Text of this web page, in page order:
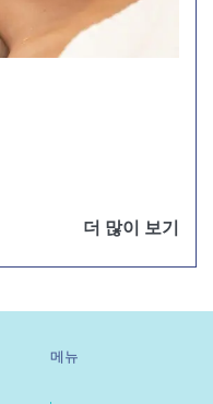
더 많이 보기
메뉴